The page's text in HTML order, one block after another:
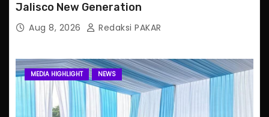
Jalisco New Generation
Aug 8, 2026 Redaksi PAKAR
MEDIA HIGHLIGHT NEWS